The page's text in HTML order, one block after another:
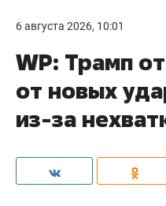
6 августа 2026, 10:01
WP: Трамп
от новых
из-за